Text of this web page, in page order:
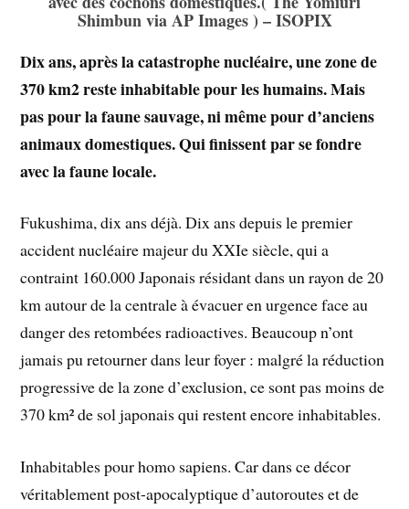
Shimbun via AP Images ) – ISOPIX
Dix ans, après la catastrophe nucléaire, une zone de
370 km2 reste inhabitable pour les humains. Mais
pas pour la faune sauvage, ni même pour d’anciens
animaux domestiques. Qui finissent par se fondre
avec la faune locale.
Fukushima, dix ans déjà. Dix ans depuis le premier
accident nucléaire majeur du XXIe siècle, qui a
contraint 160.000 Japonais résidant dans un rayon de 20
km autour de la centrale à évacuer en urgence face au
danger des retombées radioactives. Beaucoup n’ont
jamais pu retourner dans leur foyer : malgré la réduction
progressive de la zone d’exclusion, ce sont pas moins de
370 km² de sol japonais qui restent encore inhabitables.
Inhabitables pour homo sapiens. Car dans ce décor
véritablement post-apocalyptique d’autoroutes et de